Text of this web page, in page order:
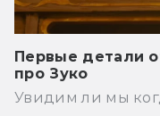
Первые детали
про Зуко
Увидим ли мы